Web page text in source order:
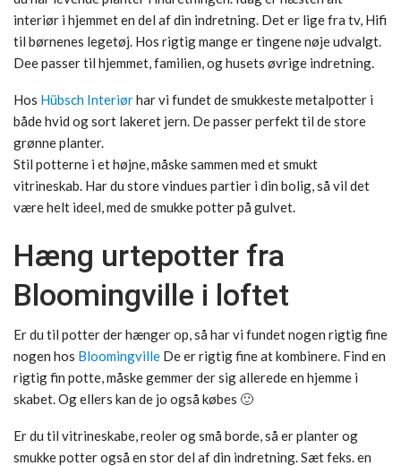
interiør i hjemmet en del af din indretning. Det er lige fra tv, Hifi
til børnenes legetøj. Hos rigtig mange er tingene nøje udvalgt.
Dee passer til hjemmet, familien, og husets øvrige indretning.
Hos Hübsch Interiørhar vi fundet de smukkeste metalpotter i
både hvid og sort lakeret jern. De passer perfekt til de store
grønne planter.
Stil potterne i et højne, måske sammen med et smukt
vitrineskab. Har du store vindues partier i din bolig, så vil det
være helt ideel, med de smukke potter på gulvet.
Hæng urtepotter fra
Bloomingville i loftet
Er du til potter der hænger op, så har vi fundet nogen rigtig fine
nogen hos Bloomingville De er rigtig fine at kombinere. Find en
rigtig fin potte, måske gemmer der sig allerede en hjemme i
skabet. Og ellers kan de jo også købes 🙂
Er du til vitrineskabe, reoler og små borde, så er planter og
smukke potter også en stor del af din indretning. Sæt feks. en